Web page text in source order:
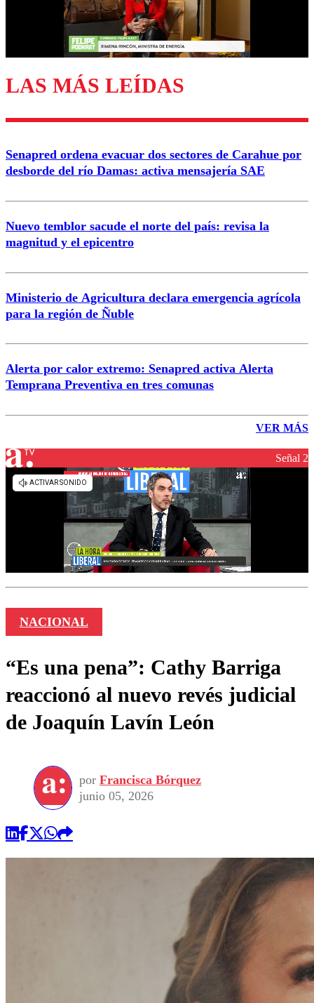
Enviar comentario
LAS MÁS LEÍDAS
Senapred ordena evacuar dos sectores de Carahue por
desborde del río Damas: activa mensajería SAE
Nuevo temblor sacude el norte del país: revisa la
magnitud y el epicentro
Ministerio de Agricultura declara emergencia agrícola
para la región de Ñuble
Alerta por calor extremo: Senapred activa Alerta
Temprana Preventiva en tres comunas
VER MÁS
Señal 2
NACIONAL
“Es una pena”: Cathy Barriga
reaccionó al nuevo revés judicial
de Joaquín Lavín León
por Francisca Bórquez
junio 05, 2026